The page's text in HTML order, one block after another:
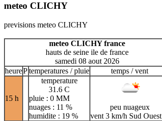
meteo CLICHY
previsions meteo CLICHY
meteo CLICHY france
hauts de seine ile de france
samedi 08 aout 2026
heurePtemperatures / pluie temps / vent
15 h
temperature
31.6 C
pluie : 0 MM
nuages : 11 %
humidite : 19 %
peu nuageux
vent 3 km/h Sud Ouest